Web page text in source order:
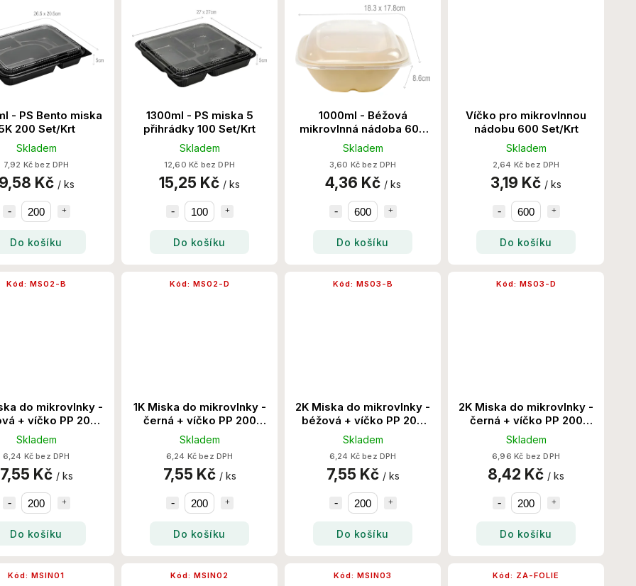
- PS Bento miska
200 Set/Krt
Skladem
7,92 Kč bez DPH
9,58 Kč / ks
Do košíku
1300ml - PS miska 5
přihrádky 100 Set/Krt
Skladem
12,60 Kč bez DPH
15,25 Kč / ks
Do košíku
1000ml - Béžová
mikrovlnná nádoba 600
Set/Krt
Skladem
3,60 Kč bez DPH
4,36 Kč / ks
Do košíku
Víčko pro mikrovlnnou
nádobu 600 Set/Krt
Skladem
2,64 Kč bez DPH
3,19 Kč / ks
Do košíku
do mikrovlnky -
+ víčko PP 200
Set/Krt
Skladem
6,24 Kč bez DPH
7,55 Kč / ks
Do košíku
Kód: MS02-B
1K Miska do mikrovlnky -
černá + víčko PP 200
Set/Krt
Skladem
6,24 Kč bez DPH
7,55 Kč / ks
Do košíku
Kód: MS02-D
2K Miska do mikrovlnky -
béžová + víčko PP 200
Set/Krt
Skladem
6,24 Kč bez DPH
7,55 Kč / ks
Do košíku
Kód: MS03-B
2K Miska do mikrovlnky -
černá + víčko PP 200
Set/Krt
Skladem
6,96 Kč bez DPH
8,42 Kč / ks
Do košíku
Kód: MS03-D
Kód: MSIN01 Kód: MSIN02 Kód: MSIN03 Kód: ZA-FOLIE